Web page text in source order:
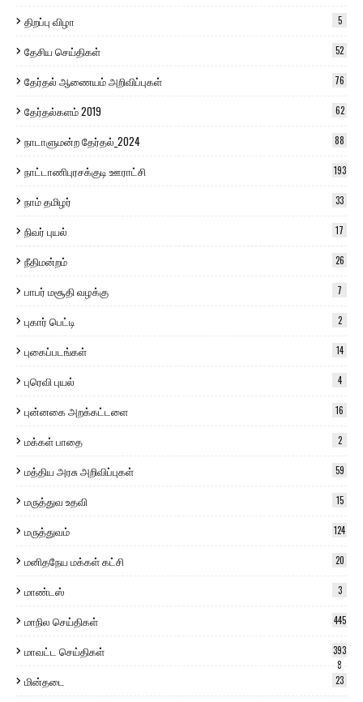
திறப்பு விழா 5
தேசிய செய்திகள் 52
தேர்தல் ஆணையம் அறிவிப்புகள் 76
தேர்தல்களம் 2019 62
நாடாளுமன்ற தேர்தல்_2024 88
நாட்டாணிபுரசக்குடி ஊராட்சி 193
நாம் தமிழர் 33
நிவர் புயல் 17
நீதிமன்றம் 26
பாபர் மசூதி வழக்கு 7
புகார் பெட்டி 2
புகைப்படங்கள் 14
புரெவி புயல் 4
புன்னகை அறக்கட்டளை 16
மக்கள் பாதை 2
மத்திய அரசு அறிவிப்புகள் 59
மருத்துவ உதவி 15
மருத்துவம் 124
மனிதநேய மக்கள் கட்சி 20
மாண்டஸ் 3
மாநில செய்திகள் 445
மாவட்ட செய்திகள்
393
8
மின்தடை 23